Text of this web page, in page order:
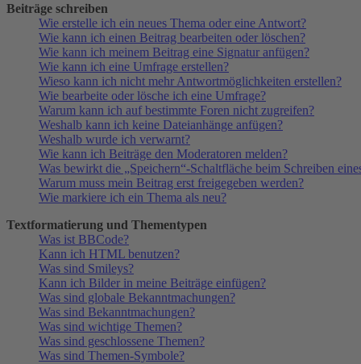
Beiträge schreiben
Wie erstelle ich ein neues Thema oder eine Antwort?
Wie kann ich einen Beitrag bearbeiten oder löschen?
Wie kann ich meinem Beitrag eine Signatur anfügen?
Wie kann ich eine Umfrage erstellen?
Wieso kann ich nicht mehr Antwortmöglichkeiten erstellen?
Wie bearbeite oder lösche ich eine Umfrage?
Warum kann ich auf bestimmte Foren nicht zugreifen?
Weshalb kann ich keine Dateianhänge anfügen?
Weshalb wurde ich verwarnt?
Wie kann ich Beiträge den Moderatoren melden?
Was bewirkt die „Speichern“-Schaltfläche beim Schreiben
Warum muss mein Beitrag erst freigegeben werden?
Wie markiere ich ein Thema als neu?
Textformatierung und Thementypen
Was ist BBCode?
Kann ich HTML benutzen?
Was sind Smileys?
Kann ich Bilder in meine Beiträge einfügen?
Was sind globale Bekanntmachungen?
Was sind Bekanntmachungen?
Was sind wichtige Themen?
Was sind geschlossene Themen?
Was sind Themen-Symbole?